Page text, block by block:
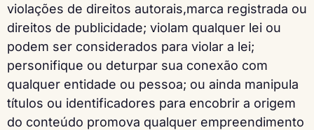
violações de direitos autorais,marca registrada ou
direitos de publicidade; violam qualquer lei ou
podem ser considerados para violar a lei;
personifique ou deturpar sua conexão com
qualquer entidade ou pessoa; ou ainda manipula
títulos ou identificadores para encobrir a origem
do conteúdo promova qualquer empreendimento